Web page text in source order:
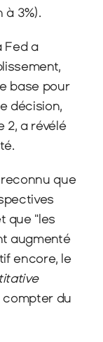
à 3%).
Fed a
base pour
décision,
2, a révélé
que
que "les
augmenté
encore, le
compter du